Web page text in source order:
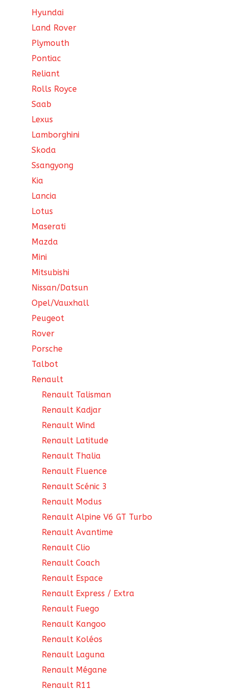
Hyundai
Land Rover
Plymouth
Pontiac
Reliant
Rolls Royce
Saab
Lexus
Lamborghini
Skoda
Ssangyong
Kia
Lancia
Lotus
Maserati
Mazda
Mini
Mitsubishi
Nissan/Datsun
Opel/Vauxhall
Peugeot
Rover
Porsche
Talbot
Renault
Renault Talisman
Renault Kadjar
Renault Wind
Renault Latitude
Renault Thalia
Renault Fluence
Renault Scénic 3
Renault Modus
Renault Alpine V6 GT Turbo
Renault Avantime
Renault Clio
Renault Coach
Renault Espace
Renault Express / Extra
Renault Fuego
Renault Kangoo
Renault Koléos
Renault Laguna
Renault Mégane
Renault R11